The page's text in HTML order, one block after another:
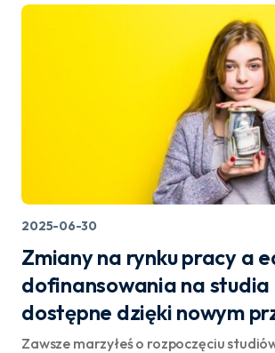
2025-06-30
Zmiany na rynku pracy a
dofinansowania na studia
dostępne dzięki nowym
Zawsze marzyłeś o rozpoczęciu